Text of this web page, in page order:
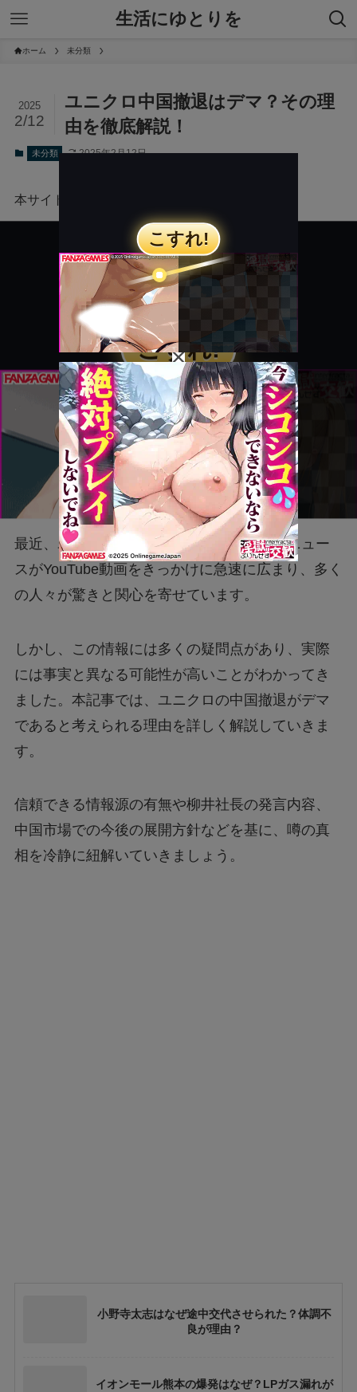
生活にゆとりを
ホーム 未分類
ユニクロ中国撤退はデマ？その理
由を徹底解説！
2025
2/12
未分類 2025年2月12日
本サイトにはプロモーションが含まれています。
最近、ユニクロが中国から撤退したというニュー
スがYouTube動画をきっかけに急速に広まり、多く
の人々が驚きと関心を寄せています。
しかし、この情報には多くの疑問点があり、実際
には事実と異なる可能性が高いことがわかってき
ました。本記事では、ユニクロの中国撤退がデマ
であると考えられる理由を詳しく解説していきま
す。
信頼できる情報源の有無や柳井社長の発言内容、
中国市場での今後の展開方針などを基に、噂の真
相を冷静に紐解いていきましょう。
小野寺太志はなぜ途中交代させられた？体調不
良が理由？
イオンモール熊本の爆発はなぜ？LPガス漏れが